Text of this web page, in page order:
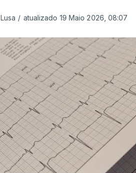
Lusa / atualizado 19 Maio 2026, 08:07